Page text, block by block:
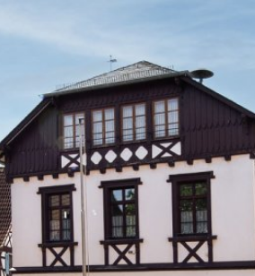
Leben & Wohnen